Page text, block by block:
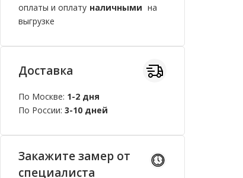
оплаты и оплату наличными на
выгрузке
Доставка
По Москве: 1-2 дня
По России: 3-10 дней
Закажите замер от
специалиста